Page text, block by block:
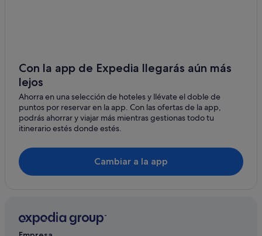
Hoteles cerca de Zona comercial y de diversión Disney
Village
Condominios en Chessy
Hoteles para ir de compras en Chessy
Castillos en Chessy
Con la app de Expedia llegarás aún más
lejos
Ahorra en una selección de hoteles y llévate el doble de
puntos por reservar en la app. Con las ofertas de la app,
podrás ahorrar y viajar más mientras gestionas todo tu
itinerario estés donde estés.
Cambiar a la app